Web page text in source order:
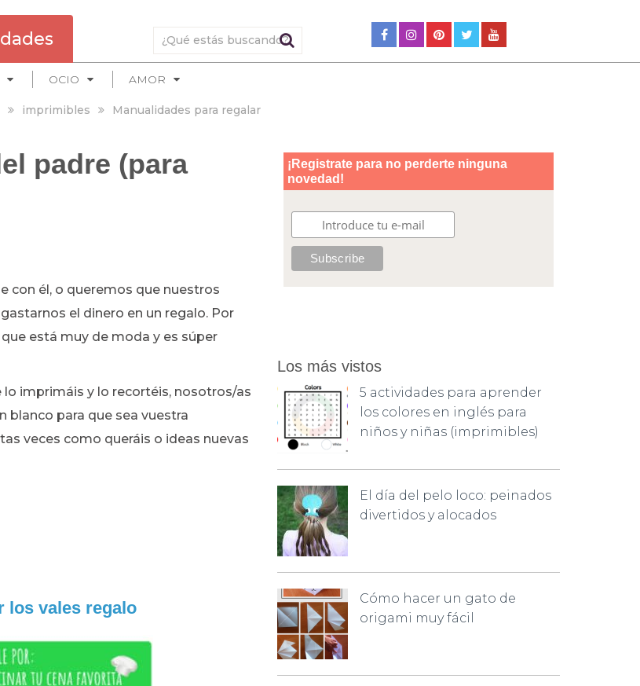
OCIO AMOR
imprimibles Manualidades para regalar
padre (para
con él, o queremos que nuestros
el dinero en un regalo. Por
está muy de moda y es súper
imprimáis y lo recortéis, nosotros/as
blanco para que sea vuestra
veces como queráis o ideas nuevas
los vales regalo
Los más vistos
5 actividades para aprender
los colores en inglés para
niños y niñas (imprimibles)
El día del pelo loco: peinados
divertidos y alocados
Cómo hacer un gato de
origami muy fácil